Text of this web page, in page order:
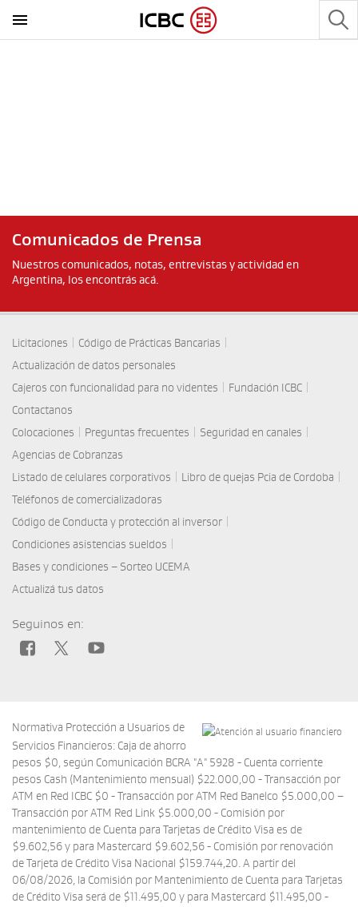
Comunicados de Prensa
Nuestros comunicados, notas, entrevistas y actividad en
Argentina, los encontrás acá.
Licitaciones Código de Prácticas Bancarias
Actualización de datos personales
Cajeros con funcionalidad para no videntes
Fundación ICBC
Contactanos
Colocaciones
Preguntas frecuentes Seguridad en canales
Agencias de Cobranzas
Listado de celulares corporativos
Libro de quejas Pcia de Cordoba
Teléfonos de comercializadoras
Código de Conducta y protección al inversor
Condiciones asistencias sueldos
Bases y condiciones – Sorteo UCEMA
Actualizá tus datos
Seguinos en:
Normativa Protección a Usuarios de
Servicios Financieros: Caja de ahorro
pesos $0, según Comunicación BCRA "A" 5928 - Cuenta corriente
pesos Cash (Mantenimiento mensual) $22.000,00 - Transacción por
ATM en Red ICBC $0 - Transacción por ATM Red Banelco $5.000,00 –
Transacción por ATM Red Link $5.000,00 - Comisión por
mantenimiento de Cuenta para Tarjetas de Crédito Visa es de
$9.602,56 y para Mastercard $9.602,56 - Comisión por renovación
de Tarjeta de Crédito Visa Nacional $159.744,20. A partir del
06/08/2026, la Comisión por Mantenimiento de Cuenta para Tarjetas
de Crédito Visa será de $11.495,00 y para Mastercard $11.495,00 -